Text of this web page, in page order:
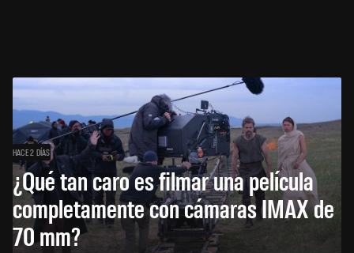
HACE 2 DÍAS
¿Qué tan caro es filmar una película
completamente con cámaras IMAX de
70 mm?